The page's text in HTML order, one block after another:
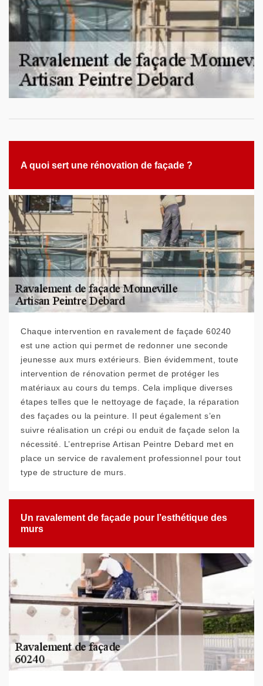
A quoi sert une rénovation de façade ?
Chaque intervention en ravalement de façade 60240
est une action qui permet de redonner une seconde
jeunesse aux murs extérieurs. Bien évidemment, toute
intervention de rénovation permet de protéger les
matériaux au cours du temps. Cela implique diverses
étapes telles que le nettoyage de façade, la réparation
des façades ou la peinture. Il peut également s’en
suivre réalisation un crépi ou enduit de façade selon la
nécessité. L’entreprise Artisan Peintre Debard met en
place un service de ravalement professionnel pour tout
type de structure de murs.
Un ravalement de façade pour l’esthétique des
murs